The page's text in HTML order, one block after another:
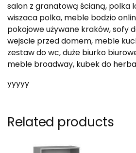
salon z granatową ścianą, polka
wiszaca polka, meble bodzio
pokojowe używane kraków, sofy
wejscie przed domem, meble
zestaw do wc, duże biurko
meble broadway, kubek do
yyyyy
Related products